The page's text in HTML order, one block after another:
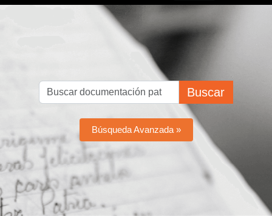
Buscar
Búsqueda Avanzada »